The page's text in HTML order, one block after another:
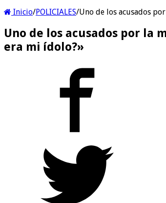
Inicio/POLICIALES/Uno de los acusados
Uno de los acusados por la
era mi ídolo?»